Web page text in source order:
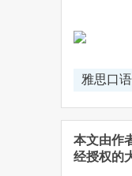
雅思口
本文由作
经授权的